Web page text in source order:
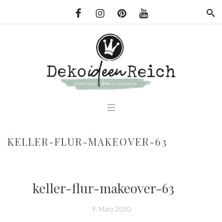
KELLER-FLUR-MAKEOVER-63
keller-flur-makeover-63
9. März 2020